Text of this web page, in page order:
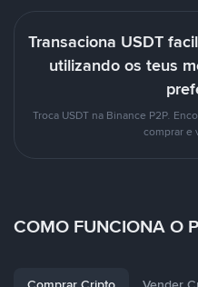
Transaciona USDT
utilizando os teus
Troca USDT na Binance P2P.
comprar e
COMO FUNCIONA O